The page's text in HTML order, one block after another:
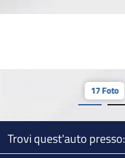
17 Foto
Trovi quest'auto presso: